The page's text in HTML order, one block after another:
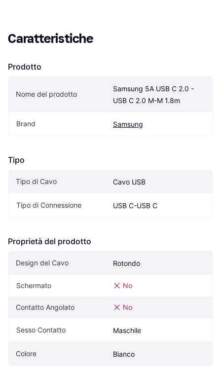
Caratteristiche
Prodotto
Nome del prodotto
Samsung 5A USB C 2.0 -
USB C 2.0 M-M 1.8m
Brand Samsung
Tipo
Tipo di Cavo Cavo USB
Tipo di Connessione USB C-USB C
Proprietà del prodotto
Design del Cavo Rotondo
Schermato No
Contatto Angolato No
Sesso Contatto Maschile
Colore Bianco